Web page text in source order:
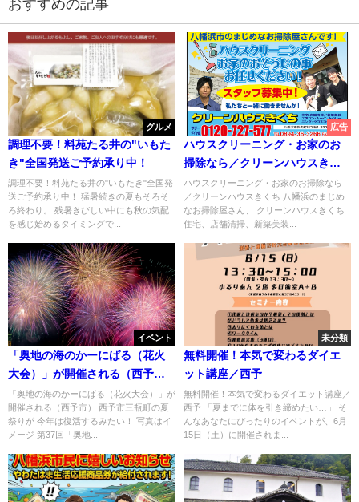
おすすめの記事
グルメ
調理不要！料苑たる井の"いもた
き"全国発送ご予約承り中！
調理不要！料苑たる井の"いもたき"全国発
送ご予約承り中！ 猛暑続きの夏もそろそ
ろ終わり。 残暑きびしい中にも秋の気配
を感じ始めるタイミングで...
広告
ハウスクリーニング・お家のお
掃除なら／クリーンハウスきく
ち
ハウスクリーニング・お家のお掃除なら
／クリーンハウスきくち 八幡浜のまじめ
なお掃除屋さん、 クリーンハウスきくち
住宅、店舗清掃、新築美装...
イベント
「奥地の海のかーにばる（花火
大会）」が開催される（西予
市）
「奥地の海のかーにばる（花火大会）」が
開催される（西予市） 西予市三瓶町の夏
祭りが 今年は復活するみたい！ 写真はイ
メージ 第37回「奥地...
未分類
無料開催！本気で変わるダイエ
ット講座／西予
無料開催！本気で変わるダイエット講座／
西予 「夏までに体を引き締めたい…」 そ
んなあなたにぴったりのイベントが、6月
15日（土）に開催されま...